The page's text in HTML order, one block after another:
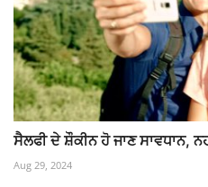
ਸੈਲਫੀ ਦੇ ਸ਼ੌਕੀਨ ਹੋ ਜਾਣ ਸਾਵਧਾਨ,
Aug 29, 2024